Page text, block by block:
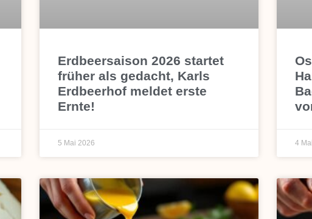
Erdbeersaison 2026 startet
früher als gedacht, Karls
Erdbeerhof meldet erste
Ernte!
5 Mai 2026 4